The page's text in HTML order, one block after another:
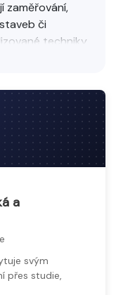
zaměřování,
či
techniky
digitální
efektivní
a
svým
přes studie,